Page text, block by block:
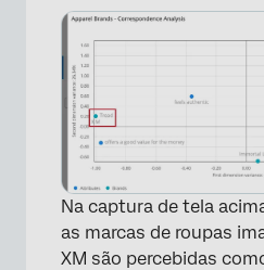
Na captura de tela
as marcas de roupas
XM são percebidas